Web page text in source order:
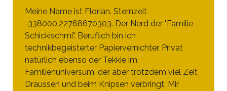
Meine Name ist Florian. Sternzeit
-338000.22768670303. Der Nerd der "Familie
Schickischmi". Beruflich bin ich
technikbegeisterter Papiervernichter. Privat
natürlich ebenso der Tekkie im
Familienuniversum, der aber trotzdem viel Zeit
Draussen und beim Knipsen verbringt. Mir